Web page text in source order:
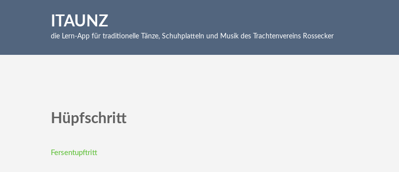
Enter)
ITAUNZ
die Lern-App für traditionelle Tänze, Schuhplatteln und Musik des Trachtenvereins Rossecker
Hüpfschritt
Beitragsnavigation
Fersentupftritt